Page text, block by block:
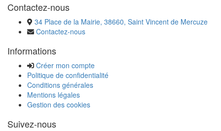
Contactez-nous
34 Place de la Mairie, 38660, Saint Vincent de Mercuze
Contactez-nous
Informations
Créer mon compte
Politique de confidentialité
Conditions générales
Mentions légales
Gestion des cookies
Suivez-nous